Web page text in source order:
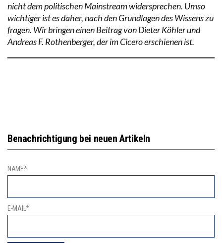
nicht dem politischen Mainstream widersprechen. Umso
wichtiger ist es daher, nach den Grundlagen des Wissens zu
fragen. Wir bringen einen Beitrag von Dieter Köhler und
Andreas F. Rothenberger, der im Cicero erschienen ist.
Benachrichtigung bei neuen Artikeln
NAME*
E-MAIL*